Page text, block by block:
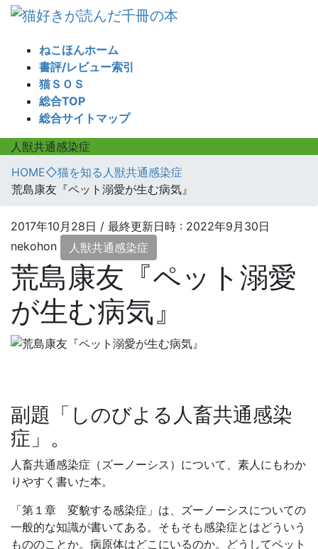
ねこほんホーム
書評/レビュー索引
猫ＳＯＳ
総合TOP
総合サイトマップ
人獣共通感染症
HOME◇猫を知る 人獣共通感染症
荒島康友『ペット溺愛が生む病気』
2017年10月28日 / 最終更新日時 : 2022年9月30日
nekohon
人獣共通感染症
荒島康友『ペット溺愛
が生む病気』
副題「しのびよる人畜共通感染
症」。
人畜共通感染症（ズーノーシス）について、素人にもわか
りやすく書いた本。
「第１章 変貌する感染症」は、ズーノーシスについての
一般的な知識が書いてある。そもそも感染症とはどういう
もののことか。病原体はどこにいるのか。どうしてペット